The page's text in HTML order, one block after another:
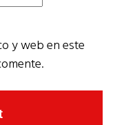
y web en este